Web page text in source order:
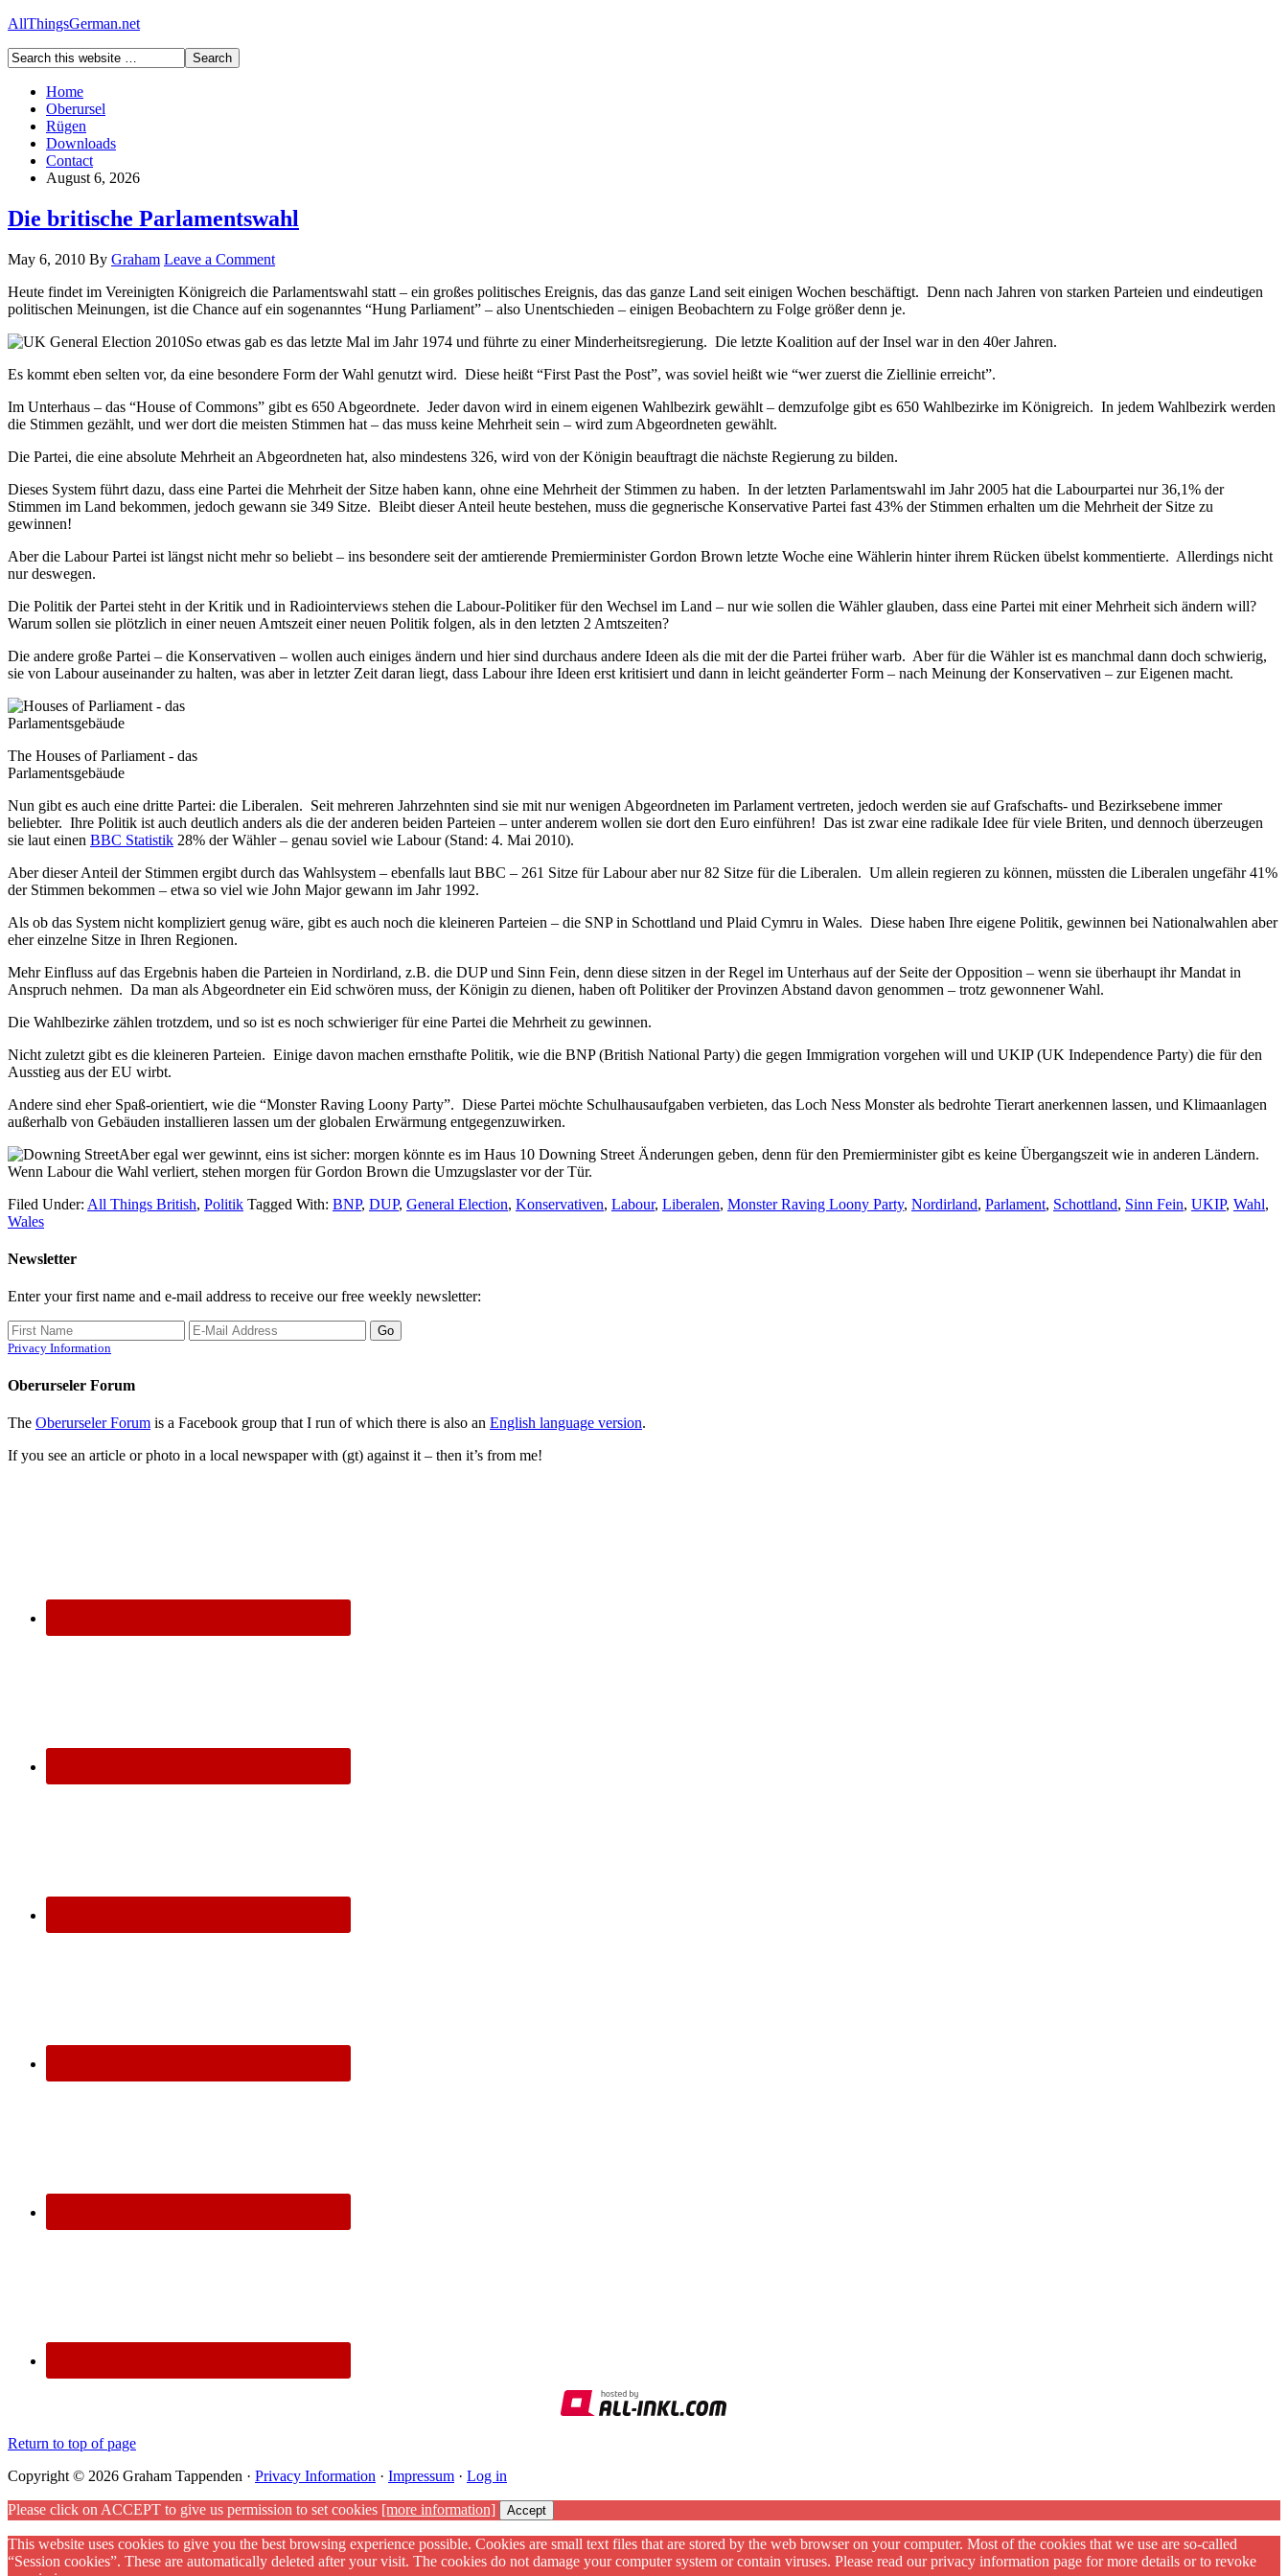
AllThingsGerman.net
Home
Oberursel
Rügen
Downloads
Contact
August 6, 2026
Die britische Parlamentswahl
May 6, 2010 By Graham Leave a Comment
Heute findet im Vereinigten Königreich die Parlamentswahl statt – ein großes politisches Ereignis, das das ganze Land seit einigen Wochen beschäftigt. Denn nach Jahren von starken Parteien und eindeutigen
politischen Meinungen, ist die Chance auf ein sogenanntes “Hung Parliament” – also Unentschieden – einigen Beobachtern zu Folge größer denn je.
So etwas gab es das letzte Mal im Jahr 1974 und führte zu einer Minderheitsregierung. Die letzte Koalition auf der Insel war in den 40er Jahren.
Es kommt eben selten vor, da eine besondere Form der Wahl genutzt wird. Diese heißt “First Past the Post”, was soviel heißt wie “wer zuerst die Ziellinie erreicht”.
Im Unterhaus – das “House of Commons” gibt es 650 Abgeordnete. Jeder davon wird in einem eigenen Wahlbezirk gewählt – demzufolge gibt es 650 Wahlbezirke im Königreich. In jedem Wahlbezirk werden
die Stimmen gezählt, und wer dort die meisten Stimmen hat – das muss keine Mehrheit sein – wird zum Abgeordneten gewählt.
Die Partei, die eine absolute Mehrheit an Abgeordneten hat, also mindestens 326, wird von der Königin beauftragt die nächste Regierung zu bilden.
Dieses System führt dazu, dass eine Partei die Mehrheit der Sitze haben kann, ohne eine Mehrheit der Stimmen zu haben. In der letzten Parlamentswahl im Jahr 2005 hat die Labourpartei nur 36,1% der
Stimmen im Land bekommen, jedoch gewann sie 349 Sitze. Bleibt dieser Anteil heute bestehen, muss die gegnerische Konservative Partei fast 43% der Stimmen erhalten um die Mehrheit der Sitze zu
gewinnen!
Aber die Labour Partei ist längst nicht mehr so beliebt – ins besondere seit der amtierende Premierminister Gordon Brown letzte Woche eine Wählerin hinter ihrem Rücken übelst kommentierte. Allerdings nicht
nur deswegen.
Die Politik der Partei steht in der Kritik und in Radiointerviews stehen die Labour-Politiker für den Wechsel im Land – nur wie sollen die Wähler glauben, dass eine Partei mit einer Mehrheit sich ändern will?
Warum sollen sie plötzlich in einer neuen Amtszeit einer neuen Politik folgen, als in den letzten 2 Amtszeiten?
Die andere große Partei – die Konservativen – wollen auch einiges ändern und hier sind durchaus andere Ideen als die mit der die Partei früher warb. Aber für die Wähler ist es manchmal dann doch schwierig,
sie von Labour auseinander zu halten, was aber in letzter Zeit daran liegt, dass Labour ihre Ideen erst kritisiert und dann in leicht geänderter Form – nach Meinung der Konservativen – zur Eigenen macht.
The Houses of Parliament - das
Parlamentsgebäude
Nun gibt es auch eine dritte Partei: die Liberalen. Seit mehreren Jahrzehnten sind sie mit nur wenigen Abgeordneten im Parlament vertreten, jedoch werden sie auf Grafschafts- und Bezirksebene immer
beliebter. Ihre Politik ist auch deutlich anders als die der anderen beiden Parteien – unter anderem wollen sie dort den Euro einführen! Das ist zwar eine radikale Idee für viele Briten, und dennoch überzeugen
sie laut einen BBC Statistik 28% der Wähler – genau soviel wie Labour (Stand: 4. Mai 2010).
Aber dieser Anteil der Stimmen ergibt durch das Wahlsystem – ebenfalls laut BBC – 261 Sitze für Labour aber nur 82 Sitze für die Liberalen. Um allein regieren zu können, müssten die Liberalen ungefähr 41%
der Stimmen bekommen – etwa so viel wie John Major gewann im Jahr 1992.
Als ob das System nicht kompliziert genug wäre, gibt es auch noch die kleineren Parteien – die SNP in Schottland und Plaid Cymru in Wales. Diese haben Ihre eigene Politik, gewinnen bei Nationalwahlen aber
eher einzelne Sitze in Ihren Regionen.
Mehr Einfluss auf das Ergebnis haben die Parteien in Nordirland, z.B. die DUP und Sinn Fein, denn diese sitzen in der Regel im Unterhaus auf der Seite der Opposition – wenn sie überhaupt ihr Mandat in
Anspruch nehmen. Da man als Abgeordneter ein Eid schwören muss, der Königin zu dienen, haben oft Politiker der Provinzen Abstand davon genommen – trotz gewonnener Wahl.
Die Wahlbezirke zählen trotzdem, und so ist es noch schwieriger für eine Partei die Mehrheit zu gewinnen.
Nicht zuletzt gibt es die kleineren Parteien. Einige davon machen ernsthafte Politik, wie die BNP (British National Party) die gegen Immigration vorgehen will und UKIP (UK Independence Party) die für den
Ausstieg aus der EU wirbt.
Andere sind eher Spaß-orientiert, wie die “Monster Raving Loony Party”. Diese Partei möchte Schulhausaufgaben verbieten, das Loch Ness Monster als bedrohte Tierart anerkennen lassen, und Klimaanlagen
außerhalb von Gebäuden installieren lassen um der globalen Erwärmung entgegenzuwirken.
Aber egal wer gewinnt, eins ist sicher: morgen könnte es im Haus 10 Downing Street Änderungen geben, denn für den Premierminister gibt es keine Übergangszeit wie in anderen Ländern.
Wenn Labour die Wahl verliert, stehen morgen für Gordon Brown die Umzugslaster vor der Tür.
Filed Under: All Things British, Politik Tagged With: BNP, DUP, General Election, Konservativen, Labour, Liberalen, Monster Raving Loony Party, Nordirland, Parlament, Schottland, Sinn Fein, UKIP, Wahl,
Wales
Newsletter
Enter your first name and e-mail address to receive our free weekly newsletter:
Privacy Information
Oberurseler Forum
The Oberurseler Forum is a Facebook group that I run of which there is also an English language version.
If you see an article or photo in a local newspaper with (gt) against it – then it’s from me!
Return to top of page
Copyright © 2026 Graham Tappenden · Privacy Information · Impressum · Log in
Please click on ACCEPT to give us permission to set cookies [more information] Accept
This website uses cookies to give you the best browsing experience possible. Cookies are small text files that are stored by the web browser on your computer. Most of the cookies that we use are so-called
“Session cookies”. These are automatically deleted after your visit. The cookies do not damage your computer system or contain viruses. Please read our privacy information page for more details or to revoke